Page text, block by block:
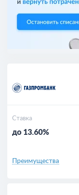
Ставка
до 13.60%
Преимущества